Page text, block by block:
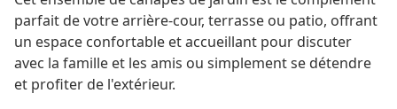
parfait de votre arrière-cour, terrasse ou patio, offrant
un espace confortable et accueillant pour discuter
avec la famille et les amis ou simplement se détendre
et profiter de l'extérieur.